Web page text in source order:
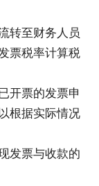
转至财务人员
票税率计算税
开票的发票申
根据实际情况
发票与收款的